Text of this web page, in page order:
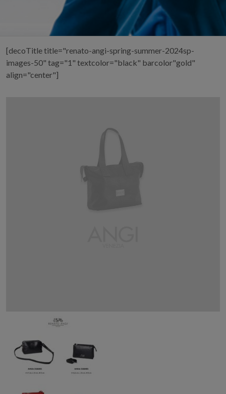
[decoTitle title="renato-angi-spring-summer-2024sp-
images-50" tag="1" textcolor="black" barcolor"gold"
align="center"]